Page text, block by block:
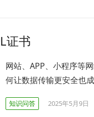
证书
网站、APP、小程序等
何让数据传输更安全也
知识问答 2025年5月9日